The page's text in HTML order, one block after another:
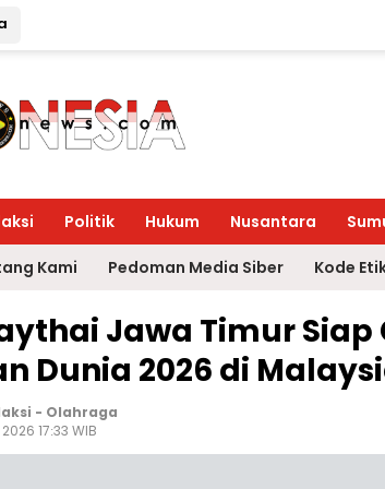
Politik Hukum Nusantara
Kami Pedoman Media Siber Kode
Jawa Timur Siap
Dunia 2026 di
- Olahraga
17:33 WIB